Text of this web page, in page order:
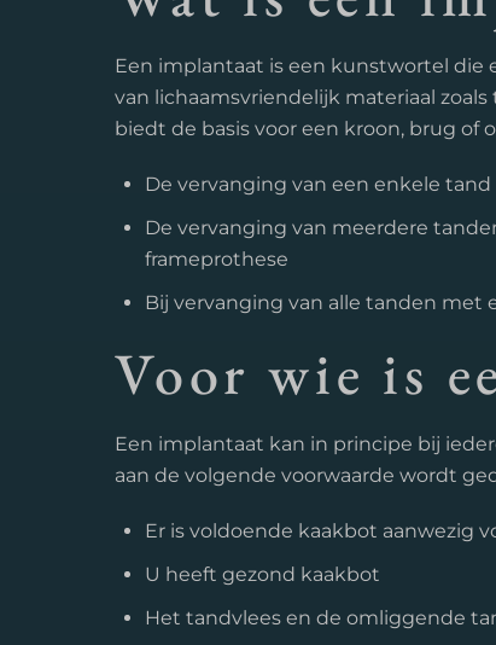
Een implantaat is een kunstwortel die
van lichaamsvriendelijk materiaal
biedt de basis voor een kroon, brug of
De vervanging van een enkele
De vervanging van meerdere
frameprothese
Bij vervanging van alle tanden met
Voor wie is
Een implantaat kan in principe bij
aan de volgende voorwaarde wordt
Er is voldoende kaakbot aanwezig
U heeft gezond kaakbot
Het tandvlees en de omliggende